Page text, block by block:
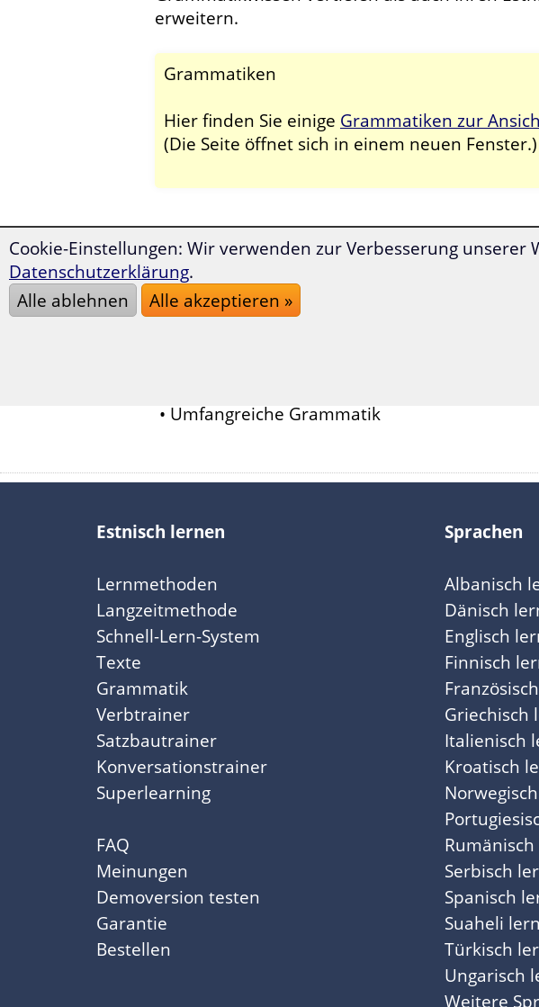
erweitern.
Grammatiken
Hier finden Sie einige Grammatiken zur
(Die Seite öffnet sich in einem neuen Fenster.)
Sprachkurse für Estnisch, in denen die
Auf dem folgenden Sprachkurs finden Sie die
• Umfangreiche Grammatik
Estnisch lernen
Lernmethoden
Langzeitmethode
Schnell-Lern-System
Texte
Grammatik
Verbtrainer
Satzbautrainer
Konversationstrainer
Superlearning
FAQ
Meinungen
Demoversion testen
Garantie
Bestellen
Sprachen
Albanisch
Dänisch
Englisch
Finnisch
Griechisch
Italienisch
Kroatisch
Serbisch
Spanisch
Suaheli
Türkisch
Ungarisch
Weitere
Cookie-Einstellungen: Wir verwenden zur Verbesserung
Datenschutzerklärung.
Alle ablehnen
Alle akzeptieren »